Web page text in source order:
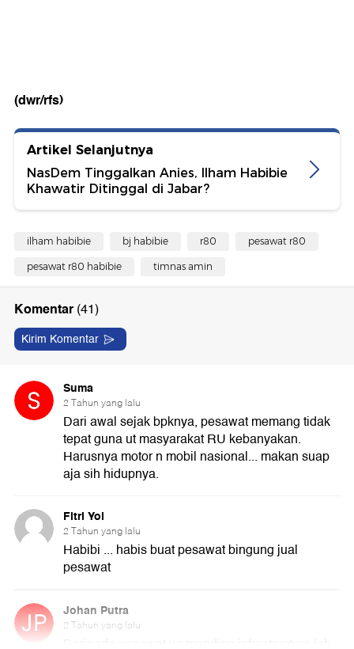
(dwr/rfs)
Artikel Selanjutnya
NasDem Tinggalkan Anies, Ilham Habibie
Khawatir Ditinggal di Jabar?
ilham habibie bj habibie r80 pesawat r80
pesawat r80 habibie timnas amin